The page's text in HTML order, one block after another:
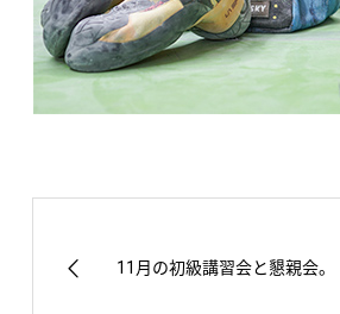
11月の初級講習会と懇親会。